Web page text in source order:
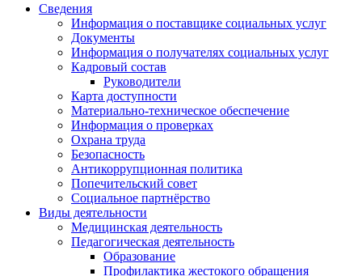
Сведения
Информация о поставщике социальных услуг
Документы
Информация о получателях социальных услуг
Кадровый состав
Руководители
Карта доступности
Материально-техническое обеспечение
Информация о проверках
Охрана труда
Безопасность
Антикоррупционная политика
Попечительский совет
Социальное партнёрство
Виды деятельности
Медицинская деятельность
Педагогическая деятельность
Образование
Профилактика жестокого обращения